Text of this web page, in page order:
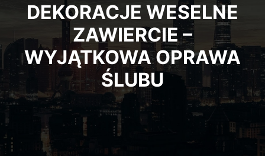
DEKORACJE WESELNE
ZAWIERCIE –
WYJĄTKOWA OPRAWA
ŚLUBU